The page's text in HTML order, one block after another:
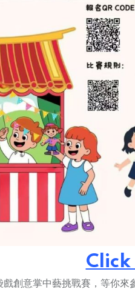
戲創意掌中藝挑戰賽，等你